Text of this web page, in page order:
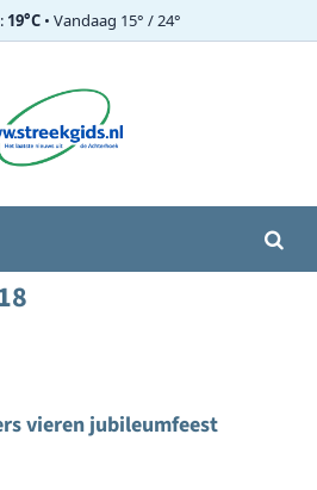
19°C• Vandaag 15° / 24°
vieren jubileumfeest